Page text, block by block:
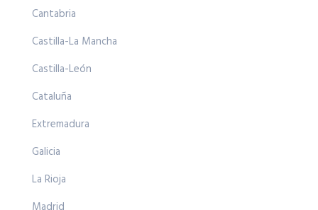
Cantabria
Castilla-La Mancha
Castilla-León
Cataluña
Extremadura
Galicia
La Rioja